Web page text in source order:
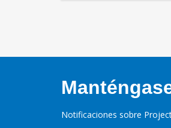
Notificaciones sobre